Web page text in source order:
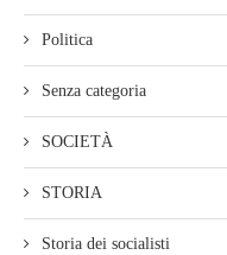
Politica
Senza categoria
SOCIETÀ
STORIA
Storia dei socialisti